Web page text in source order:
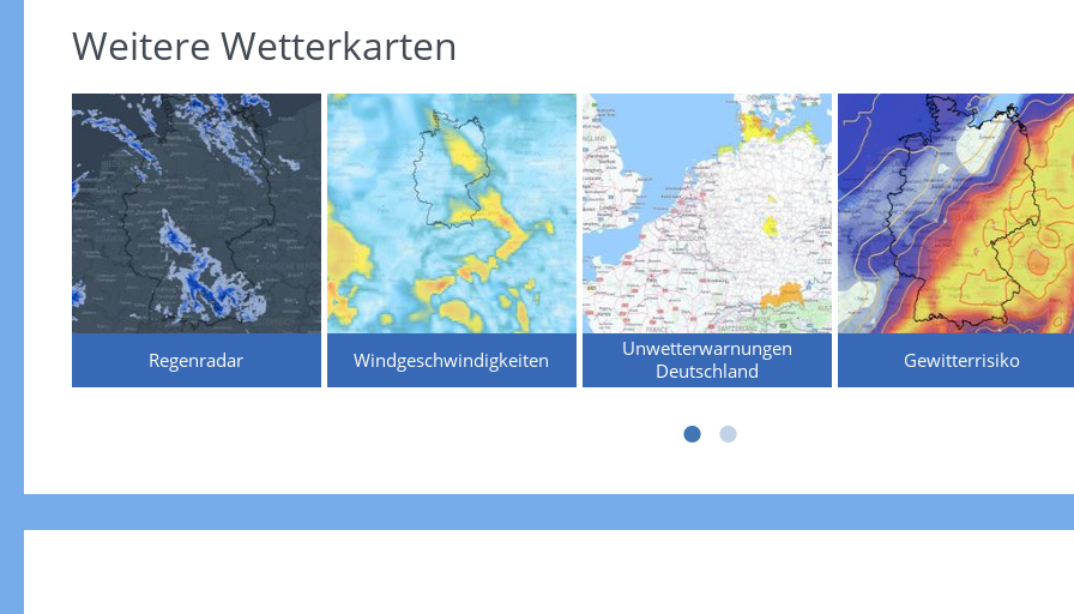
Weitere Wetterkarten
Regenradar Windgeschwindigkeiten
Unwetterwarnungen
Deutschland
Gewitterrisiko